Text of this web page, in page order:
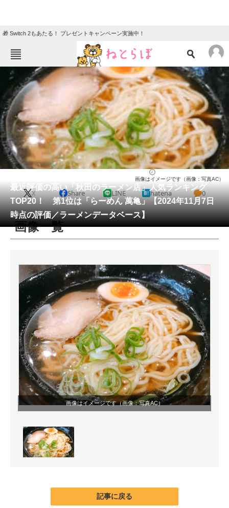
🎁 Switch 2もあたる！ プレゼントキャンペーン実施中！
ねとらぼメニュー
TOP ニュース
エンタメ クイズ
グルメ 地域
住まい 教育・育児
動物 リサーチ
会員記事
メディア
注目記事を集めた総合ページ
スマホと通信の最新トレンド
進化するPCとデバイスの未来
好きが集まる 比べて選べる
ビジネスと働き方のヒント
AI活用のいまが分かる
企業ITのトレンドを詳説
経営リーダーのコミュニティ
マーケ×ITの今がよく分かる
ITエンジニア向け専門サイト
IT製品の技術・比較・事例
最近評価の高い「秋田のラーメン店」人気ランキング
TOP20！ 第1位は「らーめん 萬亀」【2024年11月7日
時点の評価／ラーメンデータベース】
画像はイメージです（画像：写真AC）
X Share LINE hatena 0
画像一覧
画像はイメージです（画像：写真AC）
記事に戻る